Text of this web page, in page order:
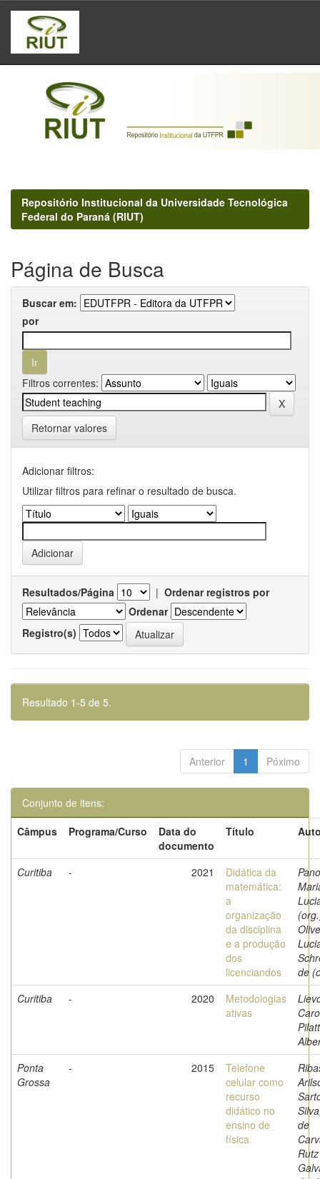
Skip
navigation
Repositório Institucional da Universidade Tecnológica
Federal do Paraná (RIUT)
Página de Busca
Buscar em:
por
Filtros correntes:
Retornar valores
Adicionar filtros:
Utilizar filtros para refinar o resultado de busca.
Resultados/Página | Ordenar registros por
Ordenar
Registro(s)
Resultado 1-5 de 5.
Anterior 1 Póximo
Conjunto de itens:
Câmpus
Programa/Curso
Data do
documento
Título
Curitiba - 2021
Didática da
matemática:
a
organização
da disciplina
e a produção
dos
licenciandos
de
Curitiba
- 2020
Metodologias
ativas
Ponta
Grossa
- 2015
Telefone
celular como
recurso
didático no
ensino de
física
de